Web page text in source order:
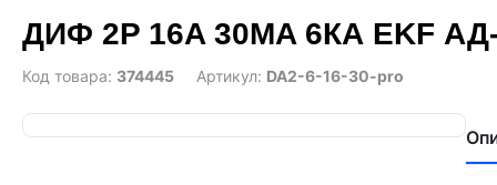
ДИФ 2P 16A 30МA 6КА EKF
Код товара: 374445 Артикул: DA2-6-16-30-pro